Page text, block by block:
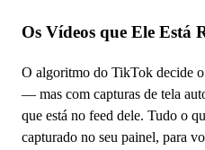
Os Vídeos que Ele Está
O algoritmo do TikTok decide
— mas com capturas de tela
que está no feed dele. Tudo o
capturado no seu painel, para